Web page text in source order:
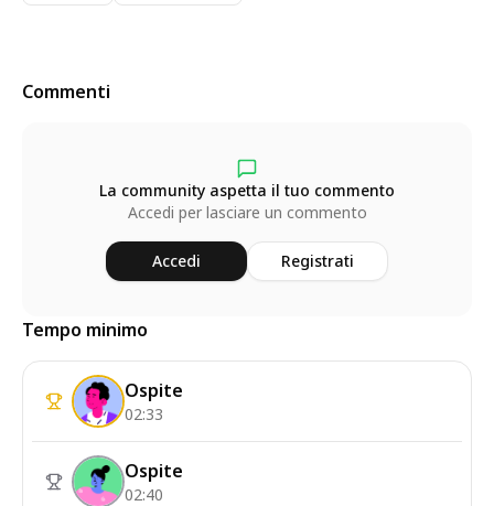
Commenti
La community aspetta il tuo commento
Accedi per lasciare un commento
Accedi Registrati
Tempo minimo
Ospite
02:33
Ospite
02:40